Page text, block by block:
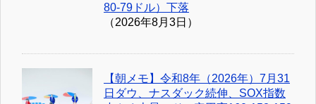
80-79ドル）下落
（2026年8月3日）
【朝メモ】令和8年（2026年）7月31
日ダウ、ナスダック続伸、SOX指数